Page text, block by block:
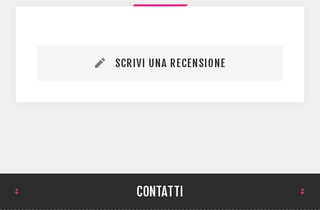
SCRIVI UNA RECENSIONE
CONTATTI